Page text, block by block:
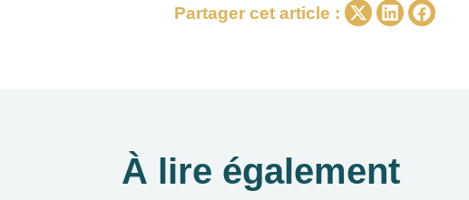
Partager cet article :
ShareShareShare
À lire également